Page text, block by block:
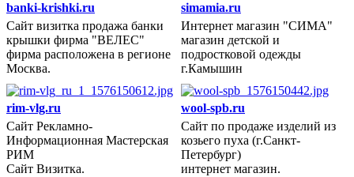
banki-krishki.ru
Сайт визитка продажа банки
крышки фирма "ВЕЛЕС"
фирма расположена в регионе
Москва.
2012 год
simamia.ru
Интернет магазин "СИМА"
магазин детской и
подростковой одежды
г.Камышин
rim-vlg.ru
Сайт Рекламно-
Информационная Мастерская
РИМ
Сайт Визитка.
2012 год
wool-spb.ru
Сайт по продаже изделий из
козьего пуха (г.Санкт-
Петербург)
интернет магазин.